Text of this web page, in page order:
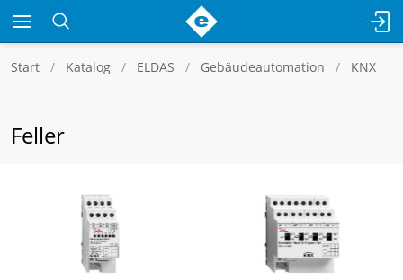
Start Katalog ELDAS Gebäudeautomation KNX
Feller